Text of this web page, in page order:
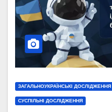
ЗАГАЛЬНОУКРАЇНСЬКІ ДОСЛІДЖЕННЯ
СУСПІЛЬНІ ДОСЛІДЖЕННЯ